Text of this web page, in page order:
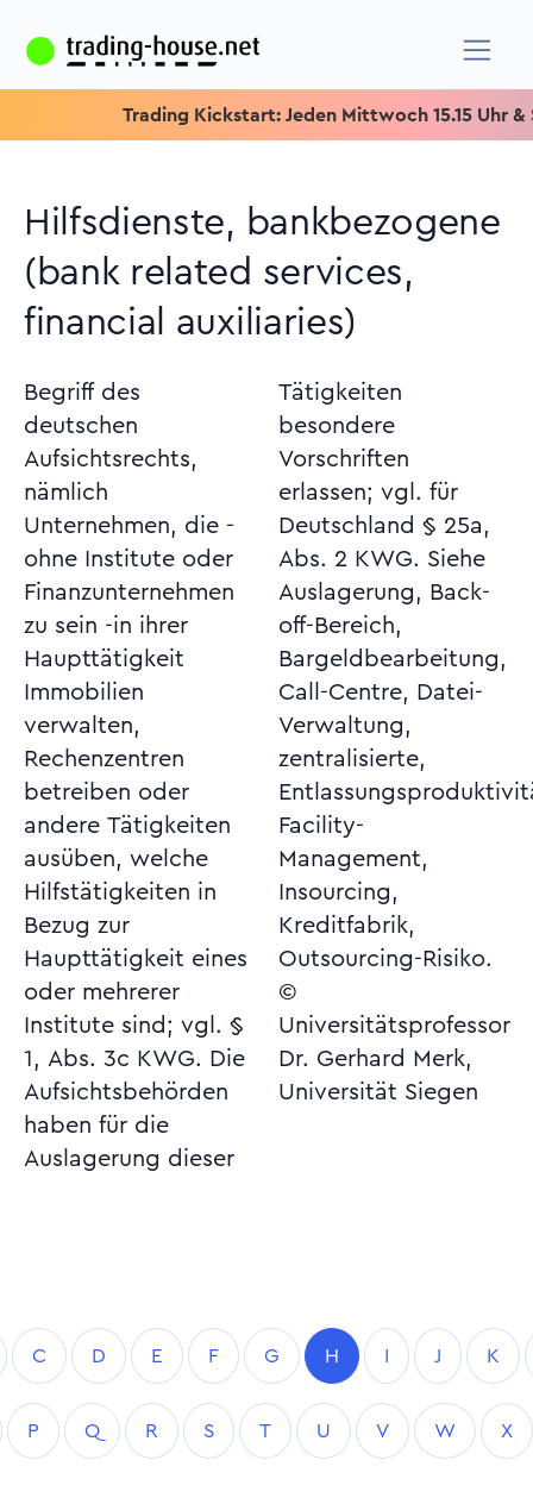
Trading Kickstart: Jeden Mittwoch 15.15 Uhr &
Hilfsdienste, bankbezogene
(bank related services,
financial auxiliaries)
Begriff des
deutschen
Aufsichtsrechts,
nämlich
Unternehmen, die -
ohne Institute oder
Finanzunternehmen
zu sein -in ihrer
Haupttätigkeit
Immobilien
verwalten,
Rechenzentren
betreiben oder
andere Tätigkeiten
ausüben, welche
Hilfstätigkeiten in
Bezug zur
Haupttätigkeit eines
oder mehrerer
Institute sind; vgl. §
1, Abs. 3c KWG. Die
Aufsichtsbehörden
haben für die
Auslagerung dieser
Tätigkeiten
besondere
Vorschriften
erlassen; vgl. für
Deutschland § 25a,
Abs. 2 KWG. Siehe
Auslagerung, Back-
off-Bereich,
Bargeldbearbeitung,
Call-Centre, Datei-
Verwaltung,
zentralisierte,
Entlassungsproduktivität,
Facility-
Management,
Insourcing,
Kreditfabrik,
Outsourcing-Risiko.
©
Universitätsprofessor
Dr. Gerhard Merk,
Universität Siegen
C D E F G H I J K
P Q R S T U V W X